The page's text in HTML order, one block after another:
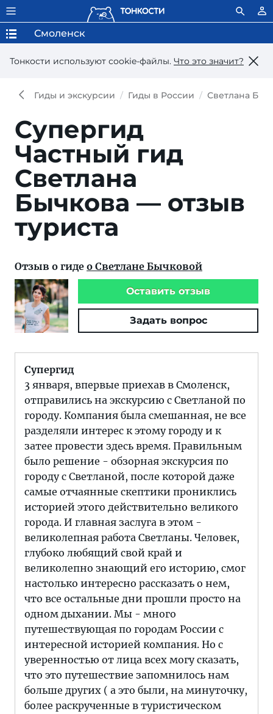
Тонкости используют сookie-файлы. Что это значит?
Смоленск
Гиды и экскурсии Гиды в России Светлана
Супергид
Частный гид
Светлана
Бычкова — отзыв
туриста
Отзыв о гиде о Светлане Бычковой
Оставить отзыв
Задать вопрос
Супергид
3 января, впервые приехав в Смоленск,
отправились на экскурсию с Светланой по
городу. Компания была смешанная, не все
разделяли интерес к этому городу и к
затее провести здесь время. Правильным
было решение - обзорная экскурсия по
городу с Светланой, после которой даже
самые отчаянные скептики прониклись
историей этого действительно великого
города. И главная заслуга в этом -
великолепная работа Светланы. Человек,
глубоко любящий свой край и
великолепно знающий его историю, смог
настолько интересно рассказать о нем,
что все остальные дни прошли просто на
одном дыхании. Мы - много
путешествующая по городам России с
интересной историей компания. Но с
уверенностью от лица всех могу сказать,
что это путешествие запомнилось нам
больше других ( а это были, на минуточку,
более раскрученные в туристическом